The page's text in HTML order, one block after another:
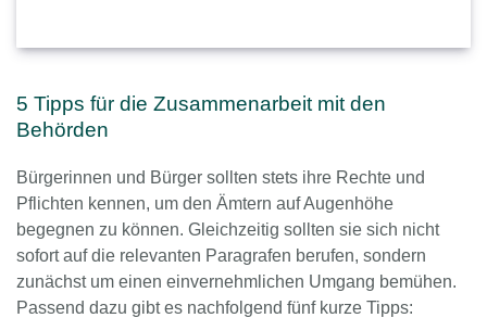
5 Tipps für die Zusammenarbeit mit den
Behörden
Bürgerinnen und Bürger sollten stets ihre Rechte und
Pflichten kennen, um den Ämtern auf Augenhöhe
begegnen zu können. Gleichzeitig sollten sie sich nicht
sofort auf die relevanten Paragrafen berufen, sondern
zunächst um einen einvernehmlichen Umgang bemühen.
Passend dazu gibt es nachfolgend fünf kurze Tipps: